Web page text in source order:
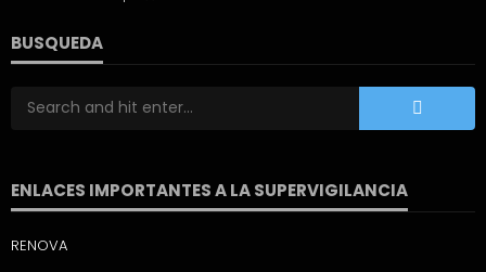
BUSQUEDA
ENLACES IMPORTANTES A LA SUPERVIGILANCIA
RENOVA